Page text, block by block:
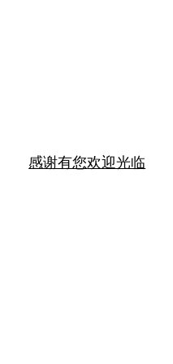
感谢有您欢迎光临